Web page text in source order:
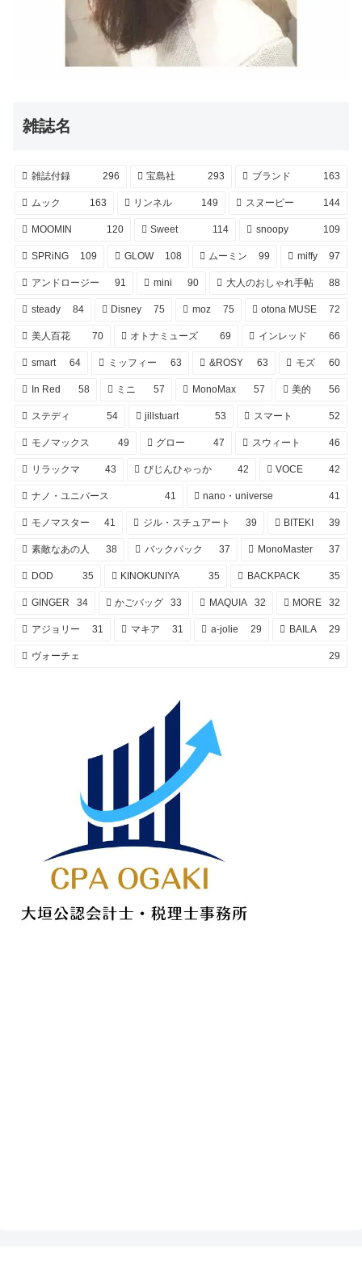
雑誌名
雑誌付録 296 宝島社 293 ブランド 163
ムック 163 リンネル 149 スヌーピー 144
MOOMIN 120 Sweet 114 snoopy 109
SPRiNG 109 GLOW 108 ムーミン 99 miffy 97
アンドロージー 91 mini 90 大人のおしゃれ手帖 88
steady 84 Disney 75 moz 75 otona MUSE 72
美人百花 70 オトナミューズ 69 インレッド 66
smart 64 ミッフィー 63 &ROSY 63 モズ 60
In Red 58 ミニ 57 MonoMax 57 美的 56
ステディ 54 jillstuart 53 スマート 52
モノマックス 49 グロー 47 スウィート 46
リラックマ 43 びじんひゃっか 42 VOCE 42
ナノ・ユニバース 41 nano・universe 41
モノマスター 41 ジル・スチュアート 39 BITEKI 39
素敵なあの人 38 バックパック 37 MonoMaster 37
DOD 35 KINOKUNIYA 35 BACKPACK 35
GINGER 34 かごバッグ 33 MAQUIA 32 MORE 32
アジョリー 31 マキア 31 a-jolie 29 BAILA 29
ヴォーチェ 29